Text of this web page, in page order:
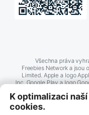
K optimalizaci
cookies.
Všechna práva
Freebies Network a jsou
Limited. Apple a logo
Inc. Google Play a logo
být